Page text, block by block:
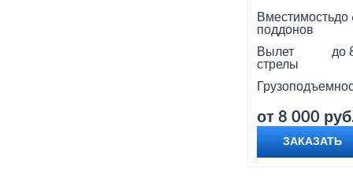
Вместимость
поддонов
до
Вылет
стрелы
до
от 8 000
ЗАКАЗАТЬ